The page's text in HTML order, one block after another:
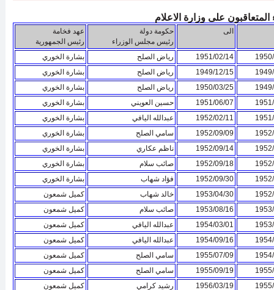
المتعاقبون على وزارة الاعلام
الى
حكومة دولة
رئيس مجلس الوزراء
عهد فخامة
رئيس الجمهورية
1951/02/14 رياض الصلح
بشارة الخوري
1949/12/15 رياض الصلح
بشارة الخوري
1950/03/25 رياض الصلح
بشارة الخوري
1951/06/07 حسين العويني
بشارة الخوري
1952/02/11 عبدالله اليافي
بشارة الخوري
1952/09/09 سامي الصلح
بشارة الخوري
1952/09/14 ناظم عكاري
بشارة الخوري
1952/09/18 صائب سلام
بشارة الخوري
1952/09/30 فؤاد شهاب
بشارة الخوري
1953/04/30 خالد شهاب
كميل شمعون
1953/08/16 صائب سلام
كميل شمعون
1954/03/01 عبدالله اليافي
كميل شمعون
1954/09/16 عبدالله اليافي
كميل شمعون
1955/07/09 سامي الصلح
كميل شمعون
1955/09/19 سامي الصلح
كميل شمعون
1956/03/19 رشيد كرامي
كميل شمعون